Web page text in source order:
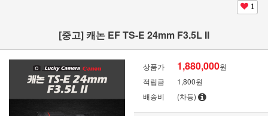
1
[중고] 캐논 EF TS-E 24mm F3.5L II
상품가 1,880,000원
적립금
1,800원
배송비
(차등)